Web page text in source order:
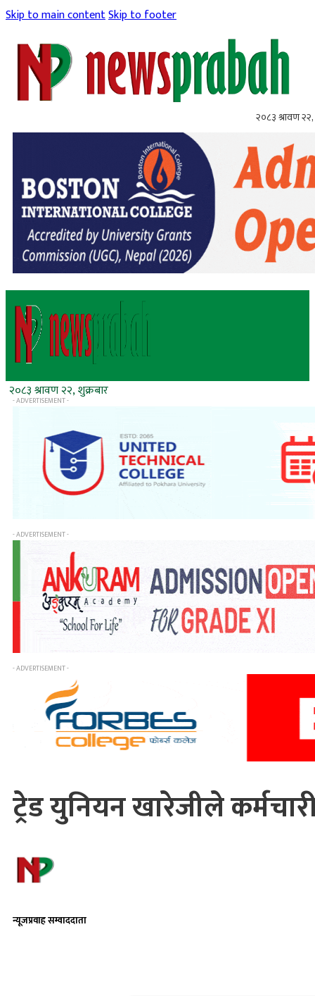
Skip to main contentSkip to footer
२०८३ श्रावण २२,
२०८३ श्रावण २२, शुक्रबार
- ADVERTISEMENT -
- ADVERTISEMENT -
- ADVERTISEMENT -
ट्रेड युनियन खारेजीले
न्यूजप्रवाह सम्वाददाता